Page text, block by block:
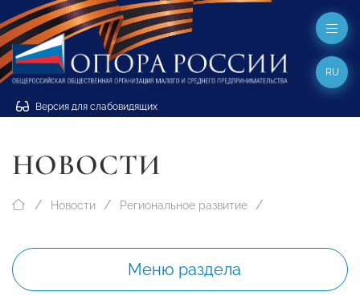
Версия для слабовидящих
RU
НОВОСТИ
Новости Региональное развитие
Меню раздела